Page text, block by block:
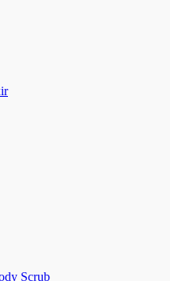
Scrub